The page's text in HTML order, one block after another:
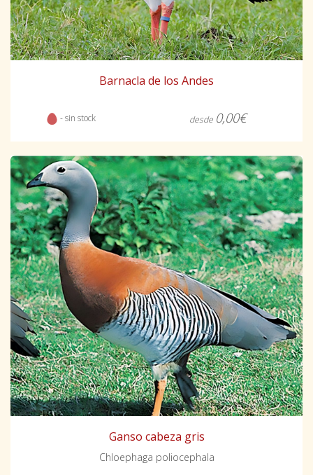
Barnacla de los Andes
- sin stock desde 0,00€
Ganso cabeza gris
Chloephaga poliocephala